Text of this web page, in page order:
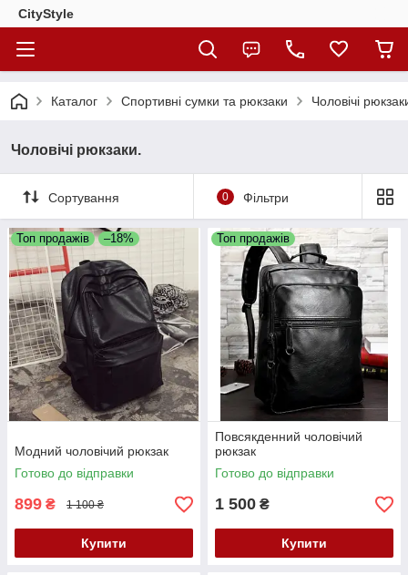
CityStylе
Каталог Спортивні сумки та рюкзаки Чоловічі
Чоловічі рюкзаки.
Сортування 0 Фільтри
Топ продажів –18%
Модний чоловічий рюкзак
Готово до відправки
899 ₴ 1 100 ₴
Купити
Топ продажів
Повсякденний чоловічий
рюкзак
Готово до відправки
1 500 ₴
Купити